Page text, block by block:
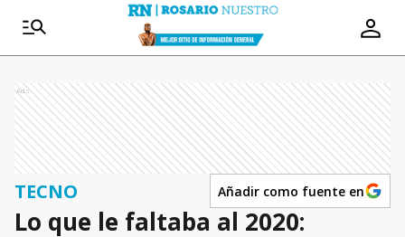
Ads
TECNO Añadir como fuente en
Lo que le faltaba al 2020: